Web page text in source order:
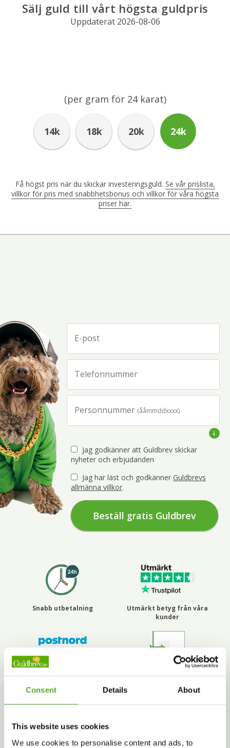
Consent Details About
This website uses cookies
We use cookies to personalise content and ads, to
E-post
Telefonnummer
Personnummer (ååmmddxxxx)
Jag godkänner att Guldbrev skickar
nyheter och erbjudanden
Jag har läst och godkänner Guldbrevs
allmänna villkor.
Snabb utbetalning
Utmärkt betyg från våra
kunder
Spårbart genom Postens
Gratis frakt och retur
Sälj guld till vårt högsta guldpris
Uppdaterat 2026-08-06
(per gram för 24karat)
14k 18k 20k 24k
Få högst pris när du skickar investeringsguld. Se vår prislista,
villkor för pris med snabbhetsbonus och villkor för våra högsta
priser här.